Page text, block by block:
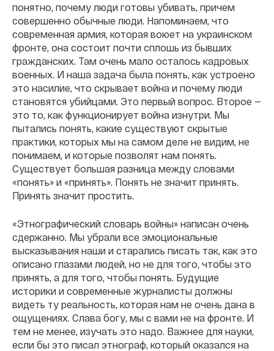
понятно, почему люди готовы убивать, причем
совершенно обычные люди. Напоминаем, что
современная армия, которая воюет на украинском
фронте, она состоит почти сплошь из бывших
гражданских. Там очень мало осталось кадровых
военных. И наша задача была понять, как устроено
это насилие, что скрывает война и почему люди
становятся убийцами. Это первый вопрос. Второе —
это то, как функционирует война изнутри. Мы
пытались понять, какие существуют скрытые
практики, которых мы на самом деле не видим, не
понимаем, и которые позволят нам понять.
Существует большая разница между словами
«понять» и «принять». Понять не значит принять.
Принять значит простить.
«Этнографический словарь войны» написан очень
сдержанно. Мы убрали все эмоциональные
высказывания наши и старались писать так, как это
описано глазами людей, но не для того, чтобы это
принять, а для того, чтобы понять. Будущие
историки и современные журналисты должны
видеть ту реальность, которая нам не очень дана в
ощущениях. Слава богу, мы с вами не на фронте. И
тем не менее, изучать это надо. Важнее для науки,
если бы это писал этнограф, который оказался на